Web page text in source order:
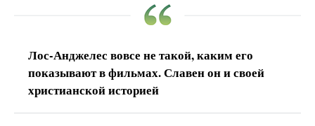
Лос-Анджелес вовсе не такой, каким его
показывают в фильмах. Славен он и своей
христианской историей